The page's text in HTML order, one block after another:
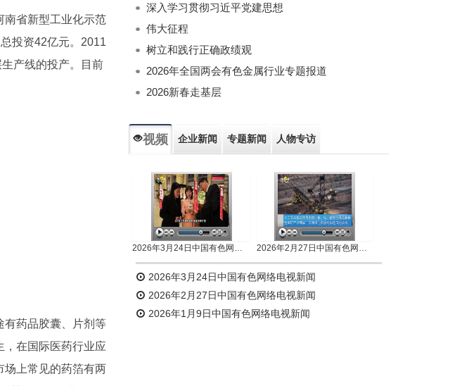
南省新型工业化示范
投资42亿元。2011
产线的投产。目前
有药品胶囊、片剂等
，在国际医药行业应
场上常见的药箔有两
深入学习贯彻习近平党建思想
伟大征程
树立和践行正确政绩观
2026年全国两会有色金属行业专题报道
2026新春走基层
视频 企业新闻 专题新闻 人物专访
2026年3月24日中国有色网络电视新闻 2026年2月27日中国有色网络电视新闻
2026年3月24日中国有色网络电视新闻
2026年2月27日中国有色网络电视新闻
2026年1月9日中国有色网络电视新闻